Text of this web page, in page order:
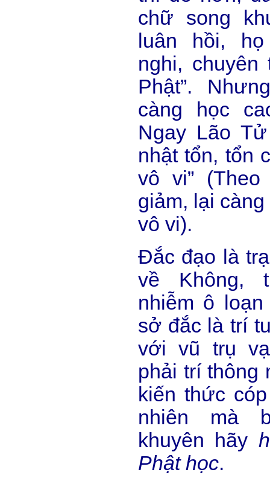
chữ song
luân hồi,
nghi,
Phật”.
càng học
Ngay Lão
nhật tổn, tổn
vô vi”
giảm, lại
vô vi).
Đắc đạo là
về Không,
nhiễm ô
sở đắc là trí
với vũ trụ
phải trí thông
kiến thức
nhiên mà
khuyên hãy
Phật học.